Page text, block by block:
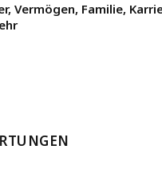
Vermögen, Familie,